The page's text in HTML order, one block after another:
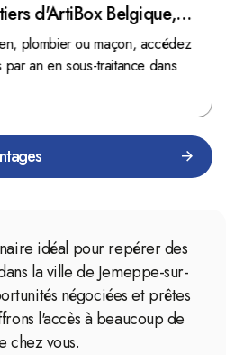
d'ArtiBox Belgique,
plombier ou maçon, accédez
an en sous-traitance dans
idéal pour repérer des
la ville de Jemeppe-sur-
négociées et prêtes
l'accès à beaucoup de
chez vous.